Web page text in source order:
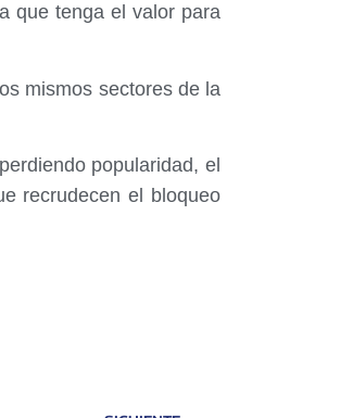
que tenga el valor para
mismos sectores de la
popularidad, el
recrudecen el bloqueo